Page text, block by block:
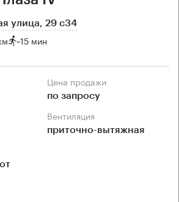
улица, 29 с34
~15 мин
Цена продажи
по запросу
Вентиляция
приточно-вытяжная